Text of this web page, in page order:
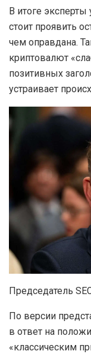
В итоге
стоит проявить
чем оправдана.
криптовалют
позитивных
устраивает
Председатель
По версии
в ответ на
«классическим